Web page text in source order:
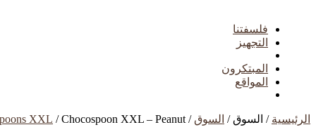
فلسفتنا
التجهيز
المبتكرون
المواقع
الرئيسية / السوق / السوق /
XXL / Chocospoon XXL – Peanut